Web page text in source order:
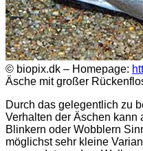
© biopix.dk – Homepage:
Äsche mit großer
Durch das gelegentlich zu
Verhalten der Äschen kann
Blinkern oder Wobblern
möglichst sehr kleine